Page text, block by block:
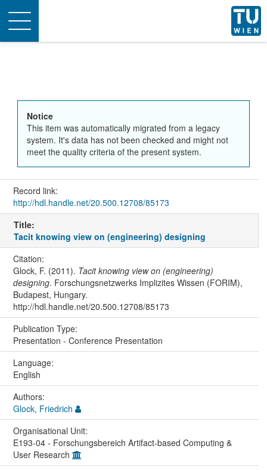
Toggle
navigation
Notice
This item was automatically migrated from a legacy
system. It's data has not been checked and might not
meet the quality criteria of the present system.
Record link:
http://hdl.handle.net/20.500.12708/85173
Title:
Tacit knowing view on (engineering) designing
Citation:
Glock, F. (2011). Tacit knowing view on (engineering)
designing. Forschungsnetzwerks Implizites Wissen (FORIM),
Budapest, Hungary.
http://hdl.handle.net/20.500.12708/85173
Publication Type:
Presentation - Conference Presentation
Language:
English
Authors:
Glock, Friedrich
Organisational Unit:
E193-04 - Forschungsbereich Artifact-based Computing &
User Research